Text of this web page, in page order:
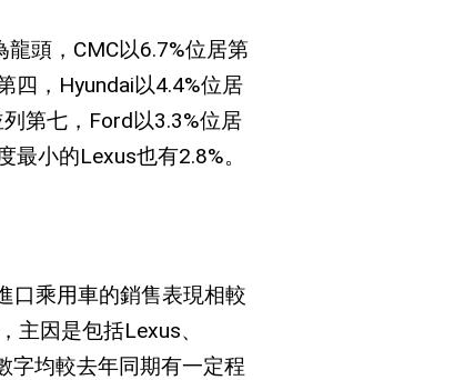
龍頭， CMC以6.7%位居第
四， Hyundai以4.4%位居
第七， Ford以3.3%位居
最小的Lexus也有2.8%。
口乘用車的銷售表現相較
，主因是包括Lexus、
字均較去年同期有一定程